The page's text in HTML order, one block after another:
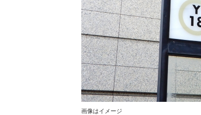
画像はイメージ